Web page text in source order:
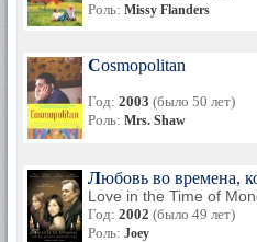
Роль: Missy Flanders
Cosmopolitan
Год: 2003 (было 50 лет)
Роль: Mrs. Shaw
Любовь во времена,
Love in the Time of
Год: 2002 (было 49 лет)
Роль: Joey